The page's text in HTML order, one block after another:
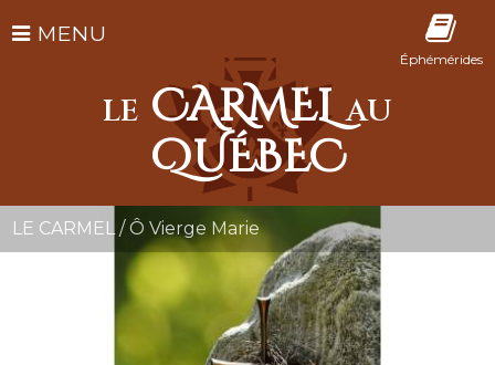
Éphémérides
MENU
LE CARMELAU
QUÉBEC
LE CARMEL /Ô Vierge Marie